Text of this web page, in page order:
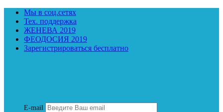
Мы в соц.сетях
Тех. поддержка
ЖЕНЕВА 2019
ФЕОДОСИЯ 2019
Зарегистрироваться бесплатно
E-mail